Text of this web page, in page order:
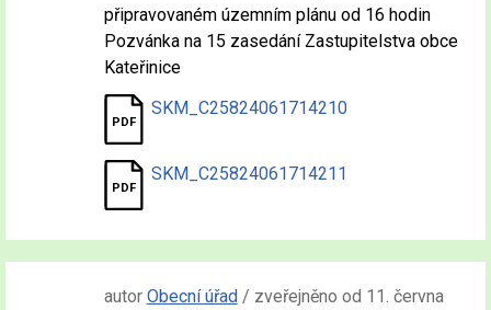
připravovaném územním plánu od 16 hodin
Pozvánka na 15 zasedání Zastupitelstva obce
Kateřinice
SKM_C25824061714210
SKM_C25824061714211
autor Obecní úřad/ zveřejněno od 11. června